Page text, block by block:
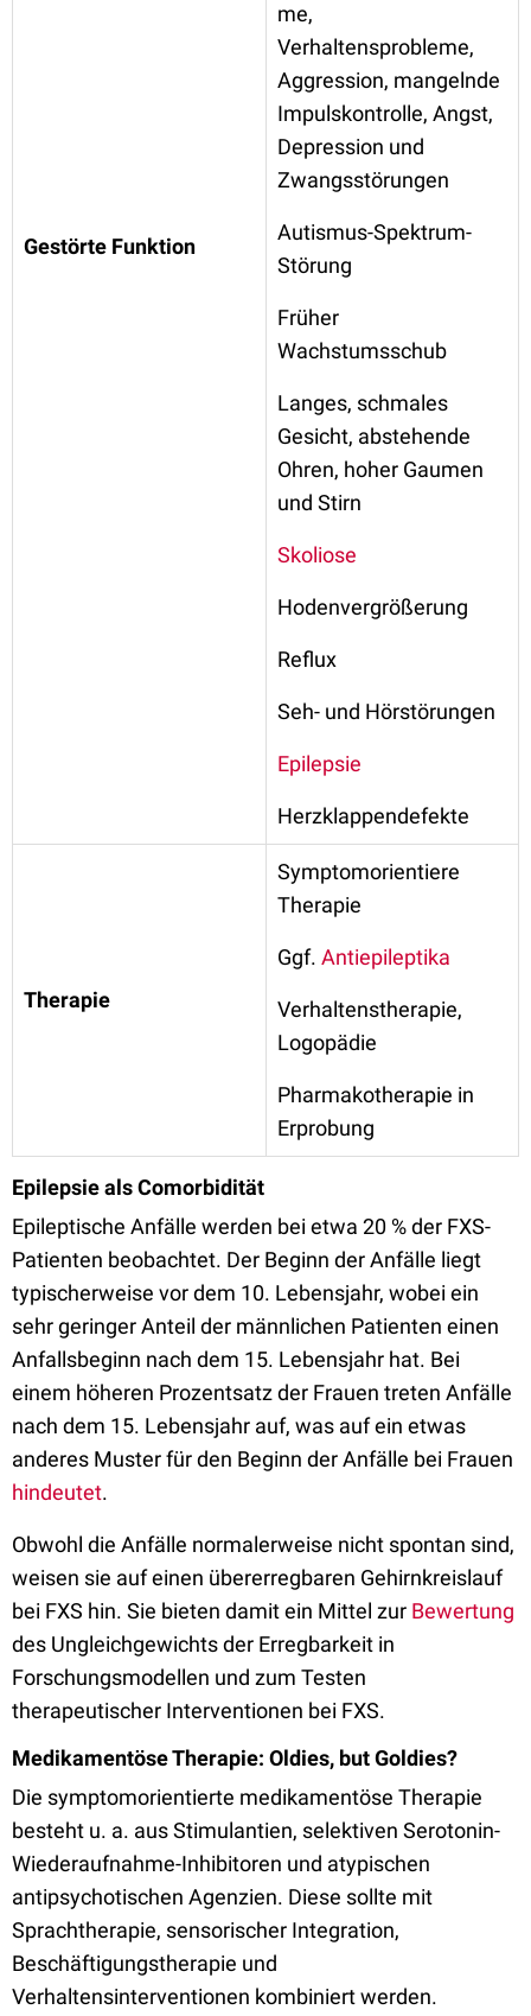
Gestörte Funktion
me,
Verhaltensprobleme,
Aggression, mangelnde
Impulskontrolle, Angst,
Depression und
Zwangsstörungen
Autismus-Spektrum-
Störung
Früher
Wachstumsschub
Langes, schmales
Gesicht, abstehende
Ohren, hoher Gaumen
und Stirn
Skoliose
Hodenvergrößerung
Reflux
Seh- und Hörstörungen
Epilepsie
Herzklappendefekte
Therapie
Symptomorientiere
Therapie
Ggf. Antiepileptika
Verhaltenstherapie,
Logopädie
Pharmakotherapie in
Erprobung
Epilepsie als Comorbidität
Epileptische Anfälle werden bei etwa 20 % der FXS-
Patienten beobachtet. Der Beginn der Anfälle liegt
typischerweise vor dem 10. Lebensjahr, wobei ein
sehr geringer Anteil der männlichen Patienten einen
Anfallsbeginn nach dem 15. Lebensjahr hat. Bei
einem höheren Prozentsatz der Frauen treten Anfälle
nach dem 15. Lebensjahr auf, was auf ein etwas
anderes Muster für den Beginn der Anfälle bei Frauen
hindeutet.
Obwohl die Anfälle normalerweise nicht spontan sind,
weisen sie auf einen übererregbaren Gehirnkreislauf
bei FXS hin. Sie bieten damit ein Mittel zur Bewertung
des Ungleichgewichts der Erregbarkeit in
Forschungsmodellen und zum Testen
therapeutischer Interventionen bei FXS.
Medikamentöse Therapie: Oldies, but Goldies?
Die symptomorientierte medikamentöse Therapie
besteht u. a. aus Stimulantien, selektiven Serotonin-
Wiederaufnahme-Inhibitoren und atypischen
antipsychotischen Agenzien. Diese sollte mit
Sprachtherapie, sensorischer Integration,
Beschäftigungstherapie und
Verhaltensinterventionen kombiniert werden.